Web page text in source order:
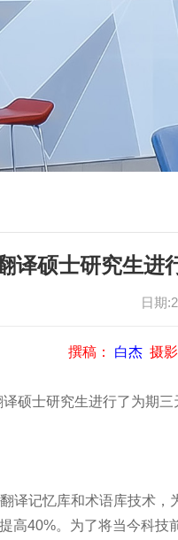
译硕士研究生进
日期
撰稿： 白杰 摄影
士研究生进行了为期三
记忆库和术语库技术，
高40%。为了将当今科